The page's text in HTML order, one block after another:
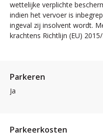
wettelijke verplichte
indien het vervoer is
ingeval zij insolvent wordt.
krachtens Richtlijn (EU)
Parkeren
Ja
Parkeerkosten